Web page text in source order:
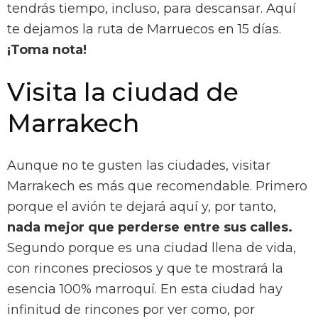
tendrás tiempo, incluso, para descansar. Aquí
te dejamos la ruta de Marruecos en 15 días.
¡Toma nota!
Visita la ciudad de
Marrakech
Aunque no te gusten las ciudades, visitar
Marrakech es más que recomendable. Primero
porque el avión te dejará aquí y, por tanto,
nada mejor que perderse entre sus calles.
Segundo porque es una ciudad llena de vida,
con rincones preciosos y que te mostrará la
esencia 100% marroquí. En esta ciudad hay
infinitud de rincones por ver como, por